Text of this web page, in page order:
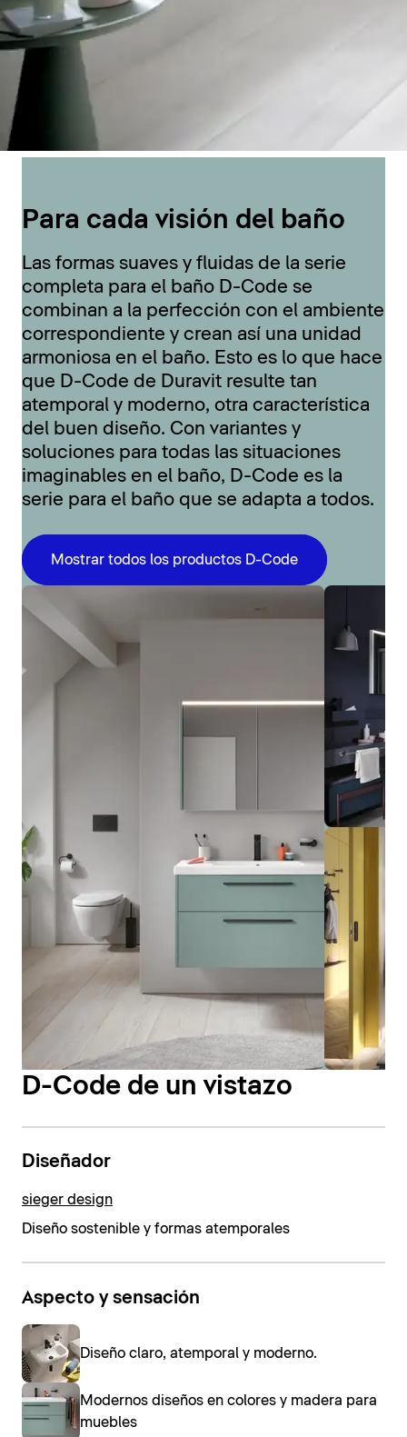
Para cada visión del baño
Las formas suaves y fluidas de la serie
completa para el baño D-Code se
combinan a la perfección con el ambiente
correspondiente y crean así una unidad
armoniosa en el baño. Esto es lo que hace
que D-Code de Duravit resulte tan
atemporal y moderno, otra característica
del buen diseño. Con variantes y
soluciones para todas las situaciones
imaginables en el baño, D-Code es la
serie para el baño que se adapta a todos.
Mostrar todos los productos D-Code
D-Code de un vistazo
Diseñador
sieger design
Diseño sostenible y formas atemporales
Aspecto y sensación
Diseño claro, atemporal y moderno.
Modernos diseños en colores y madera para
muebles